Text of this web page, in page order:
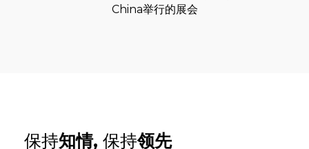
China举行的展会
保持知情, 保持领先